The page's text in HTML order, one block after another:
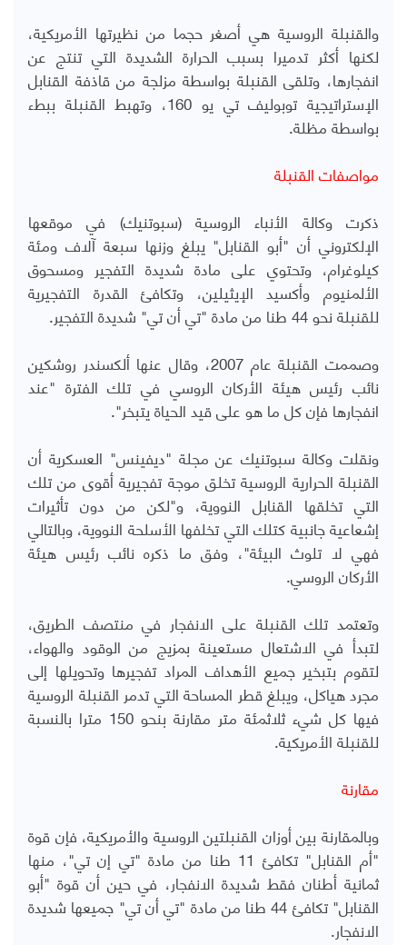
والقنبلة الروسية هي أصغر حجما من نظيرتها الأمريكية،
لكنها أكثر تدميرا بسبب الحرارة الشديدة التي تنتج عن
انفجارها، وتلقى القنبلة بواسطة مزلجة من قاذفة القنابل
الإستراتيجية توبوليف تي يو 160، وتهبط القنبلة ببطء
بواسطة مظلة.
مواصفات القنبلة
ذكرت وكالة الأنباء الروسية (سبوتنيك) في موقعها
الإلكتروني أن "أبو القنابل" يبلغ وزنها سبعة آلاف ومئة
كيلوغرام، وتحتوي على مادة شديدة التفجير ومسحوق
الألمنيوم وأكسيد الإيثيلين، وتكافئ القدرة التفجيرية
للقنبلة نحو 44 طنا من مادة "تي أن تي" شديدة التفجير.
وصممت القنبلة عام 2007، وقال عنها ألكسندر روشكين
نائب رئيس هيئة الأركان الروسي في تلك الفترة "عند
انفجارها فإن كل ما هو على قيد الحياة يتبخر".
ونقلت وكالة سبوتنيك عن مجلة "ديفينس" العسكرية أن
القنبلة الحرارية الروسية تخلق موجة تفجيرية أقوى من تلك
التي تخلقها القنابل النووية، و"لكن من دون تأثيرات
إشعاعية جانبية كتلك التي تخلفها الأسلحة النووية، وبالتالي
فهي لا تلوث البيئة"، وفق ما ذكره نائب رئيس هيئة
الأركان الروسي.
وتعتمد تلك القنبلة على الانفجار في منتصف الطريق،
لتبدأ في الاشتعال مستعينة بمزيج من الوقود والهواء،
لتقوم بتبخير جميع الأهداف المراد تفجيرها وتحويلها إلى
مجرد هياكل، ويبلغ قطر المساحة التي تدمر القنبلة الروسية
فيها كل شيء ثلاثمئة متر مقارنة بنحو 150 مترا بالنسبة
للقنبلة الأمريكية.
مقارنة
وبالمقارنة بين أوزان القنبلتين الروسية والأمريكية، فإن قوة
"أم القنابل" تكافئ 11 طنا من مادة "تي إن تي"، منها
ثمانية أطنان فقط شديدة الانفجار، في حين أن قوة "أبو
القنابل" تكافئ 44 طنا من مادة "تي أن تي" جميعها شديدة
الانفجار.